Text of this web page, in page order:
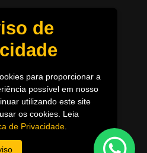
de
para proporcionar a
possível em nosso
utilizando este site
os cookies. Leia
de Privacidade